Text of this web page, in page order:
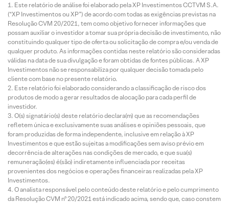
Este relatório de análise foi elaborado pela XP Investimentos CCTVM S.A.
(“XP Investimentos ou XP”) de acordo com todas as exigências previstas na
Resolução CVM 20/2021, tem como objetivo fornecer informações que
possam auxiliar o investidor a tomar sua própria decisão de investimento, não
constituindo qualquer tipo de oferta ou solicitação de compra e/ou venda de
qualquer produto. As informações contidas neste relatório são consideradas
válidas na data de sua divulgação e foram obtidas de fontes públicas. A XP
Investimentos não se responsabiliza por qualquer decisão tomada pelo
cliente com base no presente relatório.
Este relatório foi elaborado considerando a classificação de risco dos
produtos de modo a gerar resultados de alocação para cada perfil de
investidor.
O(s) signatário(s) deste relatório declara(m) que as recomendações
refletem única e exclusivamente suas análises e opiniões pessoais, que
foram produzidas de forma independente, inclusive em relação à XP
Investimentos e que estão sujeitas a modificações sem aviso prévio em
decorrência de alterações nas condições de mercado, e que sua(s)
remuneração(es) é(são) indiretamente influenciada por receitas
provenientes dos negócios e operações financeiras realizadas pela XP
Investimentos.
O analista responsável pelo conteúdo deste relatório e pelo cumprimento
da Resolução CVM nº 20/2021 está indicado acima, sendo que, caso constem